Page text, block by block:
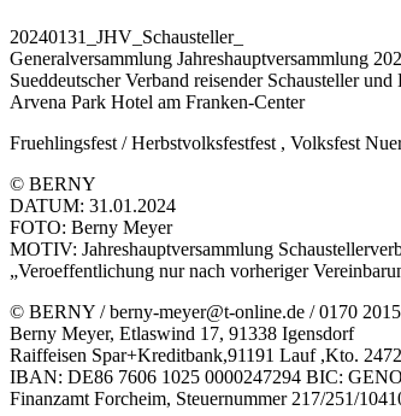
20240131_JHV_Schausteller_
Generalversammlung Jahreshauptversammlung
Sueddeutscher Verband reisender Schausteller
Arvena Park Hotel am Franken-Center
Fruehlingsfest / Herbstvolksfestfest , Volksfest
© BERNY
DATUM: 31.01.2024
FOTO: Berny Meyer
MOTIV: Jahreshauptversammlung
„Veroeffentlichung nur nach vorheriger
© BERNY / berny-meyer@t-online.de / 0170
Berny Meyer, Etlaswind 17, 91338 Igensdorf
Raiffeisen Spar+Kreditbank,91191 Lauf ,Kto.
IBAN: DE86 7606 1025 0000247294 BIC:
Finanzamt Forcheim, Steuernummer 217/251/